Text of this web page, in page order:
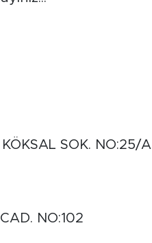
SOK. NO:25/A
NO:102